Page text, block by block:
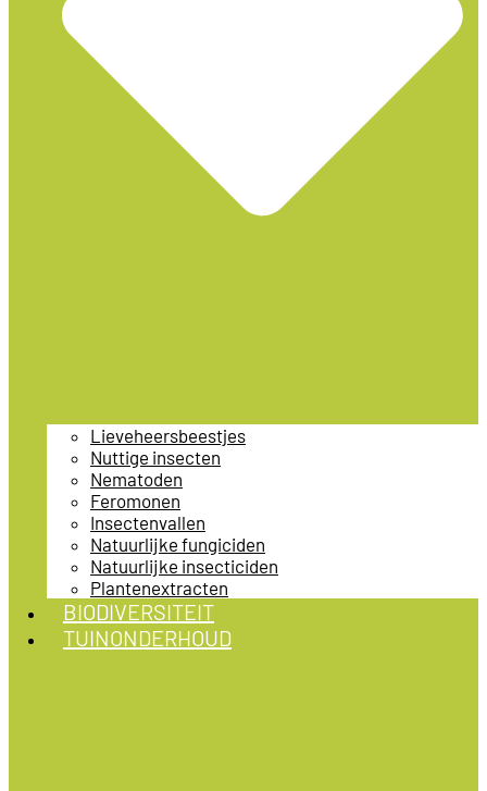
Lieveheersbeestjes
Nuttige insecten
Nematoden
Feromonen
Insectenvallen
Natuurlijke fungiciden
Natuurlijke insecticiden
Plantenextracten
BIODIVERSITEIT
TUINONDERHOUD